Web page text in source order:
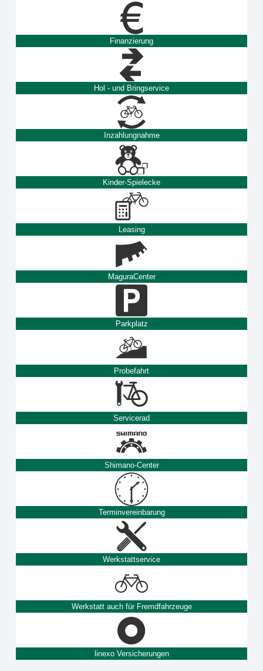
Finanzierung
Hol - und Bringservice
Inzahlungnahme
Kinder-Spielecke
Leasing
MaguraCenter
Parkplatz
Probefahrt
Servicerad
Shimano-Center
Terminvereinbarung
Werkstattservice
Werkstatt auch für Fremdfahrzeuge
linexo Versicherungen